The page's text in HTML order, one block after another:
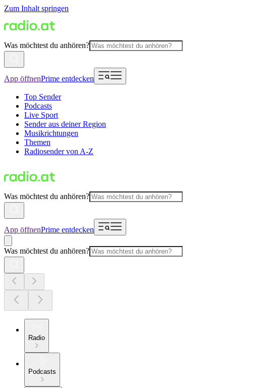
Zum Inhalt springen
Was möchtest du anhören?
App öffnenPrime entdecken
Top Sender
Podcasts
Live Sport
Sender aus deiner Region
Musikrichtungen
Themen
Radiosender von A-Z
Was möchtest du anhören?
App öffnenPrime entdecken
Was möchtest du anhören?
Radio
Podcasts